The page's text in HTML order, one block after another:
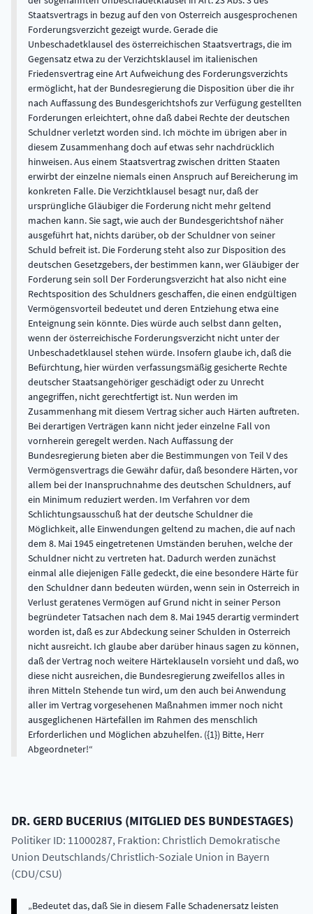
Staatsvertrags in bezug auf den von Osterreich ausgesprochenen
Forderungsverzicht gezeigt wurde. Gerade die
Unbeschadetklausel des österreichischen Staatsvertrags, die im
Gegensatz etwa zu der Verzichtsklausel im italienischen
Friedensvertrag eine Art Aufweichung des Forderungsverzichts
ermöglicht, hat der Bundesregierung die Disposition über die ihr
nach Auffassung des Bundesgerichtshofs zur Verfügung gestellten
Forderungen erleichtert, ohne daß dabei Rechte der deutschen
Schuldner verletzt worden sind. Ich möchte im übrigen aber in
diesem Zusammenhang doch auf etwas sehr nachdrücklich
hinweisen. Aus einem Staatsvertrag zwischen dritten Staaten
erwirbt der einzelne niemals einen Anspruch auf Bereicherung im
konkreten Falle. Die Verzichtklausel besagt nur, daß der
ursprüngliche Gläubiger die Forderung nicht mehr geltend
machen kann. Sie sagt, wie auch der Bundesgerichtshof näher
ausgeführt hat, nichts darüber, ob der Schuldner von seiner
Schuld befreit ist. Die Forderung steht also zur Disposition des
deutschen Gesetzgebers, der bestimmen kann, wer Gläubiger der
Forderung sein soll Der Forderungsverzicht hat also nicht eine
Rechtsposition des Schuldners geschaffen, die einen endgültigen
Vermögensvorteil bedeutet und deren Entziehung etwa eine
Enteignung sein könnte. Dies würde auch selbst dann gelten,
wenn der österreichische Forderungsverzicht nicht unter der
Unbeschadetklausel stehen würde. Insofern glaube ich, daß die
Befürchtung, hier würden verfassungsmäßig gesicherte Rechte
deutscher Staatsangehöriger geschädigt oder zu Unrecht
angegriffen, nicht gerechtfertigt ist. Nun werden im
Zusammenhang mit diesem Vertrag sicher auch Härten auftreten.
Bei derartigen Verträgen kann nicht jeder einzelne Fall von
vornherein geregelt werden. Nach Auffassung der
Bundesregierung bieten aber die Bestimmungen von Teil V des
Vermögensvertrags die Gewähr dafür, daß besondere Härten, vor
allem bei der Inanspruchnahme des deutschen Schuldners, auf
ein Minimum reduziert werden. Im Verfahren vor dem
Schlichtungsausschuß hat der deutsche Schuldner die
Möglichkeit, alle Einwendungen geltend zu machen, die auf nach
dem 8. Mai 1945 eingetretenen Umständen beruhen, welche der
Schuldner nicht zu vertreten hat. Dadurch werden zunächst
einmal alle diejenigen Fälle gedeckt, die eine besondere Härte für
den Schuldner dann bedeuten würden, wenn sein in Osterreich in
Verlust geratenes Vermögen auf Grund nicht in seiner Person
begründeter Tatsachen nach dem 8. Mai 1945 derartig vermindert
worden ist, daß es zur Abdeckung seiner Schulden in Osterreich
nicht ausreicht. Ich glaube aber darüber hinaus sagen zu können,
daß der Vertrag noch weitere Härteklauseln vorsieht und daß, wo
diese nicht ausreichen, die Bundesregierung zweifellos alles in
ihren Mitteln Stehende tun wird, um den auch bei Anwendung
aller im Vertrag vorgesehenen Maßnahmen immer noch nicht
ausgeglichenen Härtefällen im Rahmen des menschlich
Erforderlichen und Möglichen abzuhelfen. ({1}) Bitte, Herr
Abgeordneter!
DR.GERD BUCERIUS (MITGLIED DES BUNDESTAGES)
Politiker ID: 11000287, Fraktion: Christlich Demokratische
Union Deutschlands/Christlich-Soziale Union in Bayern
(CDU/CSU)
Bedeutet das, daß Sie in diesem Falle Schadenersatz leisten